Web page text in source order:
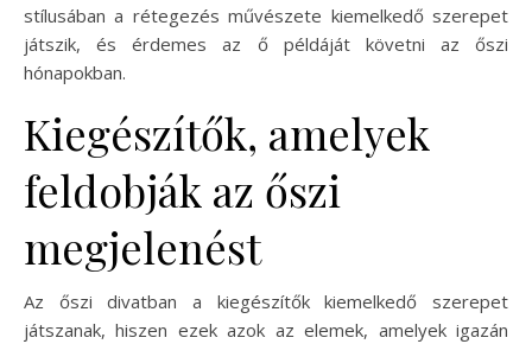
stílusában a rétegezés művészete kiemelkedő szerepet
játszik, és érdemes az ő példáját követni az őszi
hónapokban.
Kiegészítők, amelyek
feldobják az őszi
megjelenést
Az őszi divatban a kiegészítők kiemelkedő szerepet
játszanak, hiszen ezek azok az elemek, amelyek igazán